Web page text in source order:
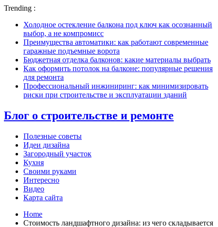
Trending :
Холодное остекление балкона под ключ как осознанный
выбор, а не компромисс
Преимущества автоматики: как работают современные
гаражные подъемные ворота
Бюджетная отделка балконов: какие материалы выбрать
Как оформить потолок на балконе: популярные решения
для ремонта
Профессиональный инжиниринг: как минимизировать
риски при строительстве и эксплуатации зданий
Блог о строительстве и ремонте
Полезные советы
Идеи дизайна
Загородный участок
Кухня
Своими руками
Интересно
Видео
Карта сайта
Home
Стоимость ландшафтного дизайна: из чего складывается